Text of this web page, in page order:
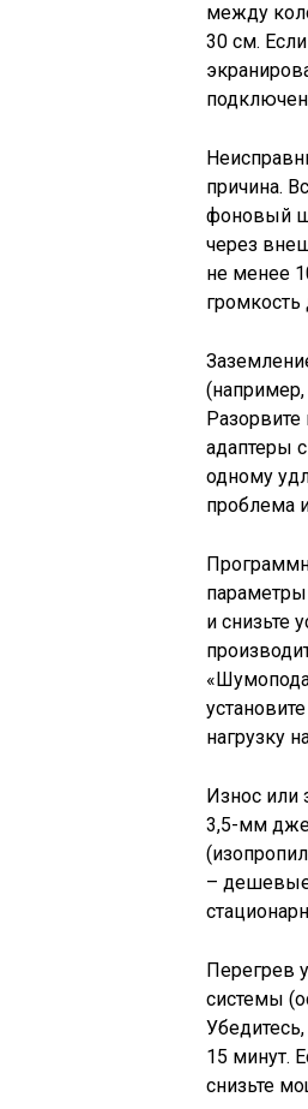
между
30 см.
причина.
фоновый
через
не менее
громкость
адаптеры
одному
проблема
и снизьте
нагрузку
Износ или
3,5-мм
– дешевые
Перегрев
системы
15 минут.
снизьте